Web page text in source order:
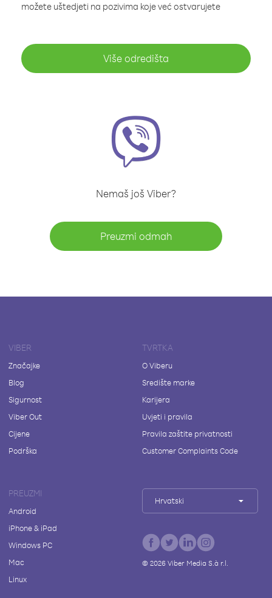
možete uštedjeti na pozivima koje već ostvarujete
Više odredišta
Nemaš još Viber?
Preuzmi odmah
VIBER
Značajke
Blog
Sigurnost
Viber Out
Cijene
Podrška
TVRTKA
O Viberu
Središte marke
Karijera
Uvjeti i pravila
Pravila zaštite privatnosti
Customer Complaints Code
PREUZMI
Android
iPhone & iPad
Windows PC
Mac
Linux
Hrvatski
© 2026Viber Media S.à r.l.